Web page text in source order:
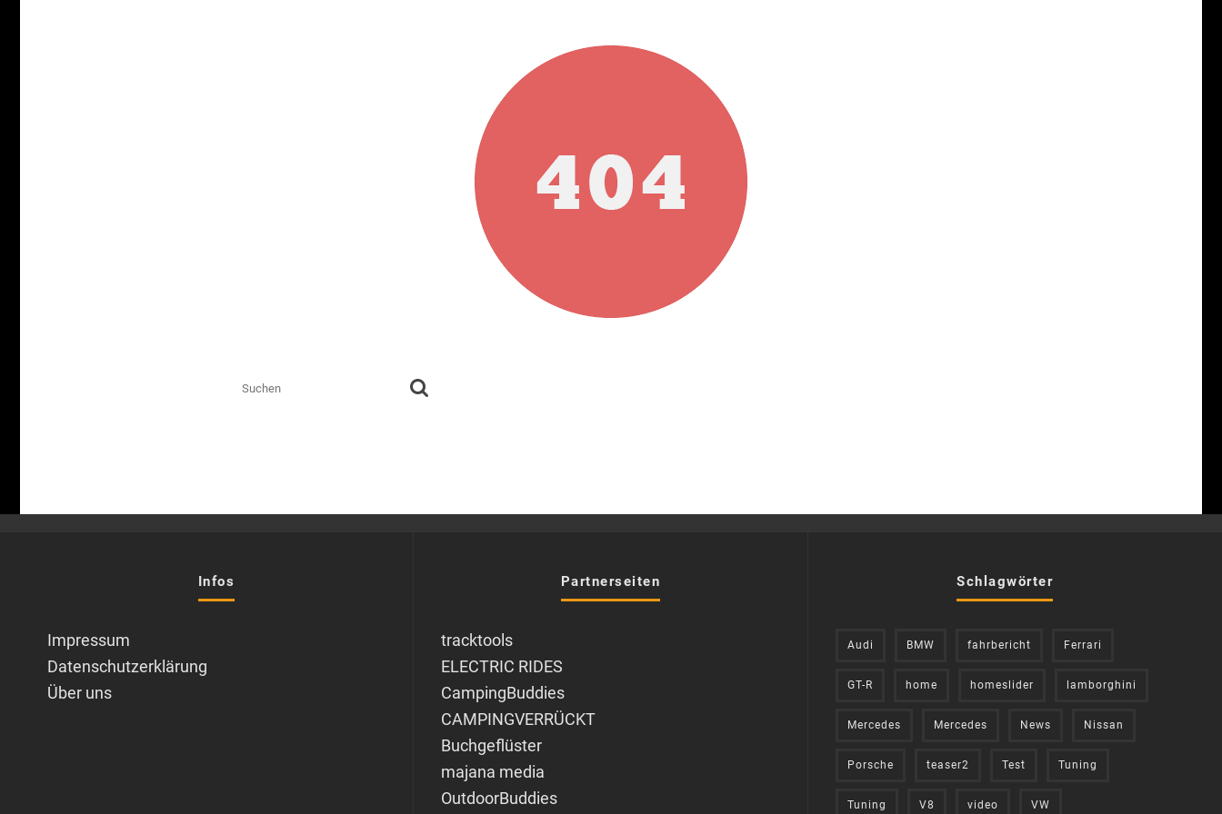
Infos
Impressum
Datenschutzerklärung
Über uns
Partnerseiten
tracktools
ELECTRIC RIDES
CampingBuddies
CAMPINGVERRÜCKT
Buchgeflüster
majana media
OutdoorBuddies
Schlagwörter
Audi BMW fahrbericht Ferrari
GT-R home homeslider lamborghini
Mercedes Mercedes News Nissan
Porsche teaser2 Test Tuning
Tuning V8 video VW